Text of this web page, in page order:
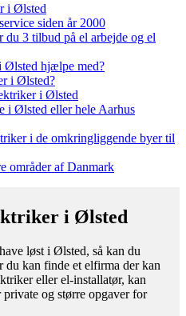
i Ølsted
siden år 2000
du 3 tilbud på el arbejde og el
Ølsted hjælpe med?
i Ølsted?
i Ølsted
i Ølsted eller hele Aarhus
i de omkringliggende byer til
områder af Danmark
i Ølsted
løst i Ølsted, så kan du
du kan finde et elfirma der kan
eller el-installatør, kan
og større opgaver for